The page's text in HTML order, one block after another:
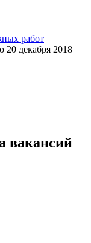
работ
20 декабря 2018
вакансий